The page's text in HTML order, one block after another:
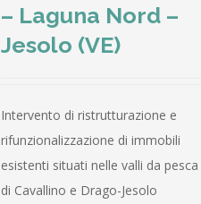
– Laguna Nord –
Jesolo (VE)
Intervento di ristrutturazione e
rifunzionalizzazione di immobili
esistenti situati nelle valli da pesca
di Cavallino e Drago-Jesolo